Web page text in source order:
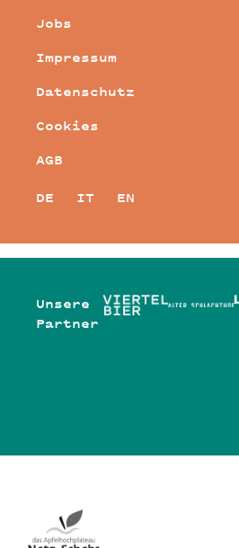
Jobs
Impressum
Datenschutz
Cookies
AGB
DE
IT EN
Unsere
Partner